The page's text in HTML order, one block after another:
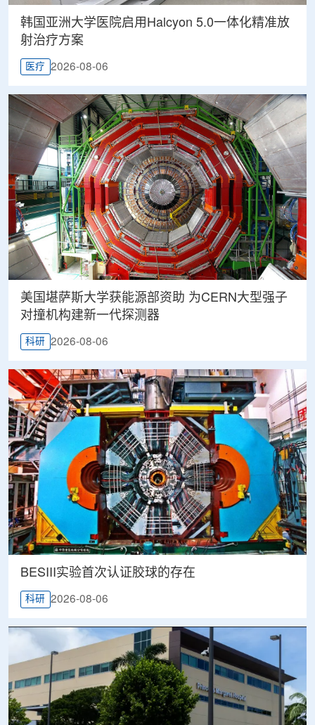
韩国亚洲大学医院启用Halcyon 5.0一体化精准放
射治疗方案
医疗 2026-08-06
美国堪萨斯大学获能源部资助 为CERN大型强子
对撞机构建新一代探测器
科研 2026-08-06
BESIII实验首次认证胶球的存在
科研 2026-08-06